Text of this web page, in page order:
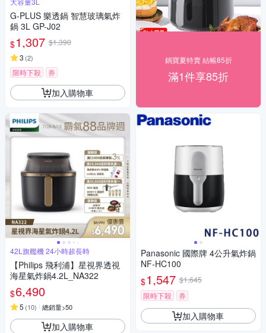
G-PLUS 樂透鍋 智慧玻璃氣炸
鍋 3L GP-J02
$1,307 $1,390
3 (2)
限時下殺 券
加入購物車
42L旗艦機 24小時超長時
【Philips 飛利浦】星視界透視
海星氣炸鍋4.2L_NA322
$6,490
5 (10) 總銷量>50
加入購物車
鍋寶夏特賣 結帳85折
滿1件享85折
Panasonic 國際牌 4公升氣炸鍋
NF-HC100
$1,547 $1,645
限時下殺
券
加入購物車